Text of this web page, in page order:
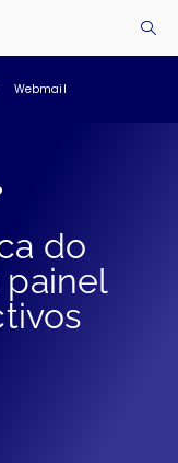
Webmail
do
painel